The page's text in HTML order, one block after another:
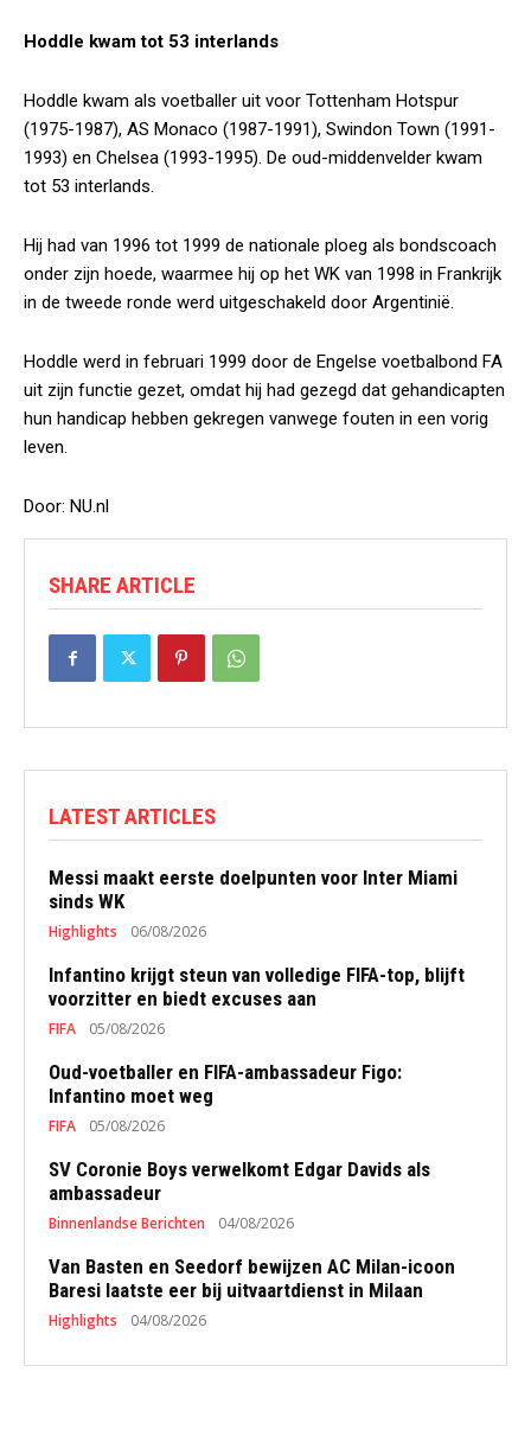
Hoddle kwam tot 53 interlands
Hoddle kwam als voetballer uit voor Tottenham Hotspur
(1975-1987), AS Monaco (1987-1991), Swindon Town (1991-
1993) en Chelsea (1993-1995). De oud-middenvelder kwam
tot 53 interlands.
Hij had van 1996 tot 1999 de nationale ploeg als bondscoach
onder zijn hoede, waarmee hij op het WK van 1998 in Frankrijk
in de tweede ronde werd uitgeschakeld door Argentinië.
Hoddle werd in februari 1999 door de Engelse voetbalbond FA
uit zijn functie gezet, omdat hij had gezegd dat gehandicapten
hun handicap hebben gekregen vanwege fouten in een vorig
leven.
Door: NU.nl
SHARE ARTICLE
LATEST ARTICLES
Messi maakt eerste doelpunten voor Inter Miami
sinds WK
Highlights 06/08/2026
Infantino krijgt steun van volledige FIFA-top, blijft
voorzitter en biedt excuses aan
FIFA 05/08/2026
Oud-voetballer en FIFA-ambassadeur Figo:
Infantino moet weg
FIFA 05/08/2026
SV Coronie Boys verwelkomt Edgar Davids als
ambassadeur
Binnenlandse Berichten 04/08/2026
Van Basten en Seedorf bewijzen AC Milan-icoon
Baresi laatste eer bij uitvaartdienst in Milaan
Highlights 04/08/2026